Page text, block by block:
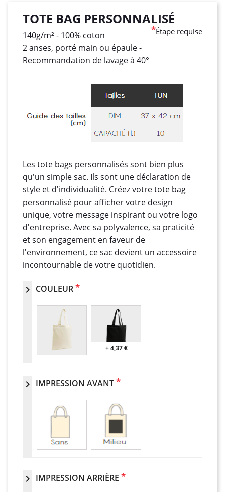
TOTE BAG PERSONNALISÉ
*Étape requise
140g/m² - 100% coton
2 anses, porté main ou épaule -
Recommandation de lavage à 40°
Les tote bags personnalisés sont bien plus
qu'un simple sac. Ils sont une déclaration de
style et d'individualité. Créez votre tote bag
personnalisé pour afficher votre design
unique, votre message inspirant ou votre logo
d'entreprise. Avec sa polyvalence, sa praticité
et son engagement en faveur de
l'environnement, ce sac devient un accessoire
incontournable de votre quotidien.
chevron_right COULEUR*
+ 4,37 €
chevron_right IMPRESSION AVANT*
chevron_right IMPRESSION ARRIÈRE *